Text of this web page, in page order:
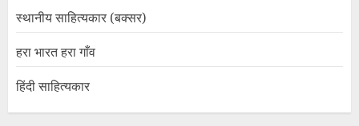
स्थानीय साहित्यकार (बक्सर)
हरा भारत हरा गाँव
हिंदी साहित्यकार